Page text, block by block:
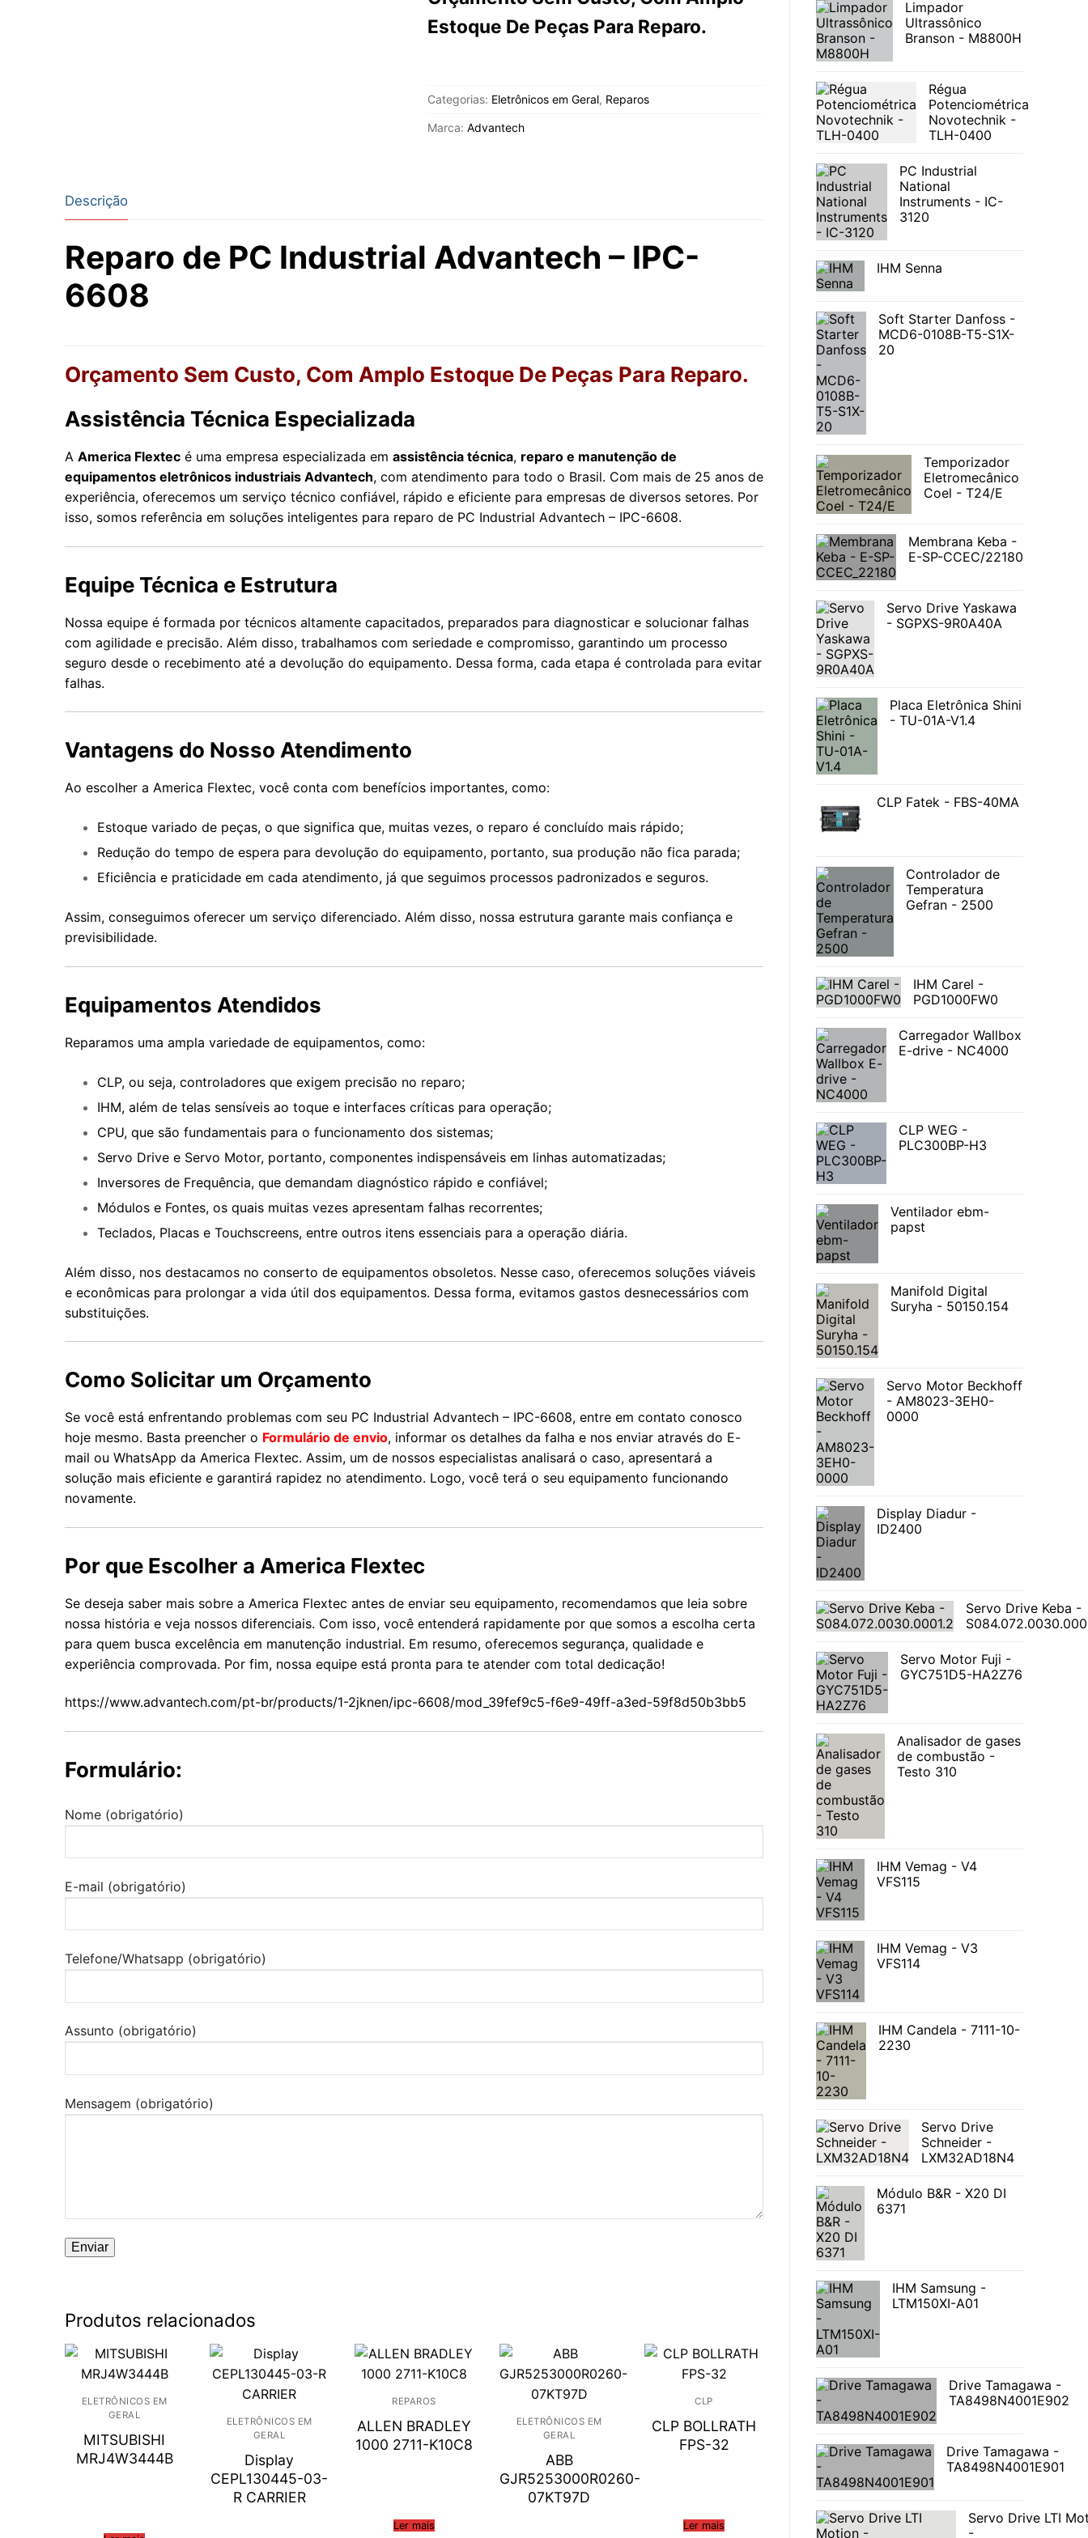
Estoque De Peças Para Reparo.
Categorias: Eletrônicos em Geral, Reparos
Marca: Advantech
Descrição
Reparo de PC Industrial Advantech – IPC-
6608
Orçamento Sem Custo, Com Amplo Estoque De Peças Para Reparo.
Assistência Técnica Especializada
A America Flextec é uma empresa especializada em assistência técnica, reparo e manutenção de
equipamentos eletrônicos industriais Advantech, com atendimento para todo o Brasil. Com mais de 25 anos de
experiência, oferecemos um serviço técnico confiável, rápido e eficiente para empresas de diversos setores. Por
isso, somos referência em soluções inteligentes para reparo de PC Industrial Advantech – IPC-6608.
Equipe Técnica e Estrutura
Nossa equipe é formada por técnicos altamente capacitados, preparados para diagnosticar e solucionar falhas
com agilidade e precisão. Além disso, trabalhamos com seriedade e compromisso, garantindo um processo
seguro desde o recebimento até a devolução do equipamento. Dessa forma, cada etapa é controlada para evitar
falhas.
Vantagens do Nosso Atendimento
Ao escolher a America Flextec, você conta com benefícios importantes, como:
Estoque variado de peças, o que significa que, muitas vezes, o reparo é concluído mais rápido;
Redução do tempo de espera para devolução do equipamento, portanto, sua produção não fica parada;
Eficiência e praticidade em cada atendimento, já que seguimos processos padronizados e seguros.
Assim, conseguimos oferecer um serviço diferenciado. Além disso, nossa estrutura garante mais confiança e
previsibilidade.
Equipamentos Atendidos
Reparamos uma ampla variedade de equipamentos, como:
CLP, ou seja, controladores que exigem precisão no reparo;
IHM, além de telas sensíveis ao toque e interfaces críticas para operação;
CPU, que são fundamentais para o funcionamento dos sistemas;
Servo Drive e Servo Motor, portanto, componentes indispensáveis em linhas automatizadas;
Inversores de Frequência, que demandam diagnóstico rápido e confiável;
Módulos e Fontes, os quais muitas vezes apresentam falhas recorrentes;
Teclados, Placas e Touchscreens, entre outros itens essenciais para a operação diária.
Além disso, nos destacamos no conserto de equipamentos obsoletos. Nesse caso, oferecemos soluções viáveis
e econômicas para prolongar a vida útil dos equipamentos. Dessa forma, evitamos gastos desnecessários com
substituições.
Como Solicitar um Orçamento
Se você está enfrentando problemas com seu PC Industrial Advantech – IPC-6608, entre em contato conosco
hoje mesmo. Basta preencher o Formulário de envio, informar os detalhes da falha e nos enviar através do E-
mail ou WhatsApp da America Flextec. Assim, um de nossos especialistas analisará o caso, apresentará a
solução mais eficiente e garantirá rapidez no atendimento. Logo, você terá o seu equipamento funcionando
novamente.
Por que Escolher a America Flextec
Se deseja saber mais sobre a America Flextec antes de enviar seu equipamento, recomendamos que leia sobre
nossa história e veja nossos diferenciais. Com isso, você entenderá rapidamente por que somos a escolha certa
para quem busca excelência em manutenção industrial. Em resumo, oferecemos segurança, qualidade e
experiência comprovada. Por fim, nossa equipe está pronta para te atender com total dedicação!
https://www.advantech.com/pt-br/products/1-2jknen/ipc-6608/mod_39fef9c5-f6e9-49ff-a3ed-59f8d50b3bb5
Formulário:
Nome (obrigatório)
E-mail (obrigatório)
Telefone/Whatsapp (obrigatório)
Assunto (obrigatório)
Mensagem (obrigatório)
Produtos relacionados
ELETRÔNICOS EM
GERAL
MITSUBISHI
MRJ4W3444B
ELETRÔNICOS EM
GERAL
Display
CEPL130445-03-
R CARRIER
REPAROS
ALLEN BRADLEY
1000 2711-K10C8
Ler mais
ELETRÔNICOS EM
GERAL
ABB
GJR5253000R0260-
07KT97D
CLP
CLP BOLLRATH
FPS-32
Ler mais
Limpador
Ultrassônico
Branson - M8800H
Régua
Potenciométrica
Novotechnik -
TLH-0400
PC Industrial
National
Instruments - IC-
3120
IHM Senna
Soft Starter Danfoss -
MCD6-0108B-T5-S1X-
20
Temporizador
Eletromecânico
Coel - T24/E
Membrana Keba -
E-SP-CCEC/22180
Servo Drive Yaskawa
- SGPXS-9R0A40A
Placa Eletrônica Shini
- TU-01A-V1.4
CLP Fatek - FBS-40MA
Controlador de
Temperatura
Gefran - 2500
IHM Carel -
PGD1000FW0
Carregador Wallbox
E-drive - NC4000
CLP WEG -
PLC300BP-H3
Ventilador ebm-
papst
Manifold Digital
Suryha - 50150.154
Servo Motor Beckhoff
- AM8023-3EH0-
0000
Display Diadur -
ID2400
Servo Drive Keba -
Servo Motor Fuji -
GYC751D5-HA2Z76
Analisador de gases
de combustão -
Testo 310
IHM Vemag - V4
VFS115
IHM Vemag - V3
VFS114
IHM Candela - 7111-10-
2230
Servo Drive
Schneider -
LXM32AD18N4
Módulo B&R - X20 DI
6371
IHM Samsung -
LTM150XI-A01
Drive Tamagawa -
TA8498N4001E902
Drive Tamagawa -
TA8498N4001E901
Servo Drive LTI
-